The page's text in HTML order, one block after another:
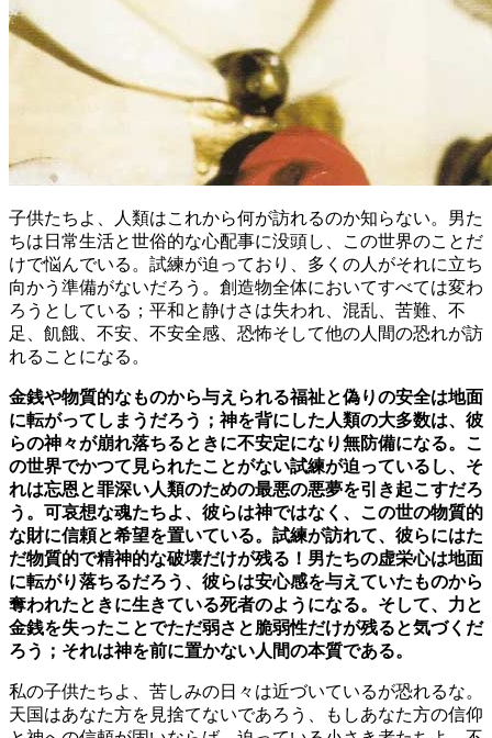
子供たちよ、人類はこれから何が訪れるのか知らない。男た
ちは日常生活と世俗的な心配事に没頭し、この世界のことだ
けで悩んでいる。試練が迫っており、多くの人がそれに立ち
向かう準備がないだろう。創造物全体においてすべては変わ
ろうとしている；平和と静けさは失われ、混乱、苦難、不
足、飢餓、不安、不安全感、恐怖そして他の人間の恐れが訪
れることになる。
金銭や物質的なものから与えられる福祉と偽りの安全は地面
に転がってしまうだろう；神を背にした人類の大多数は、彼
らの神々が崩れ落ちるときに不安定になり無防備になる。こ
の世界でかつて見られたことがない試練が迫っているし、そ
れは忘恩と罪深い人類のための最悪の悪夢を引き起こすだろ
う。可哀想な魂たちよ、彼らは神ではなく、この世の物質的
な財に信頼と希望を置いている。試練が訪れて、彼らにはた
だ物質的で精神的な破壊だけが残る！男たちの虚栄心は地面
に転がり落ちるだろう、彼らは安心感を与えていたものから
奪われたときに生きている死者のようになる。そして、力と
金銭を失ったことでただ弱さと脆弱性だけが残ると気づくだ
ろう；それは神を前に置かない人間の本質である。
私の子供たちよ、苦しみの日々は近づいているが恐れるな。
天国はあなた方を見捨てないであろう、もしあなた方の信仰